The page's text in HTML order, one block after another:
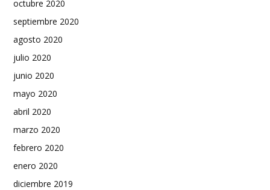
octubre 2020
septiembre 2020
agosto 2020
julio 2020
junio 2020
mayo 2020
abril 2020
marzo 2020
febrero 2020
enero 2020
diciembre 2019